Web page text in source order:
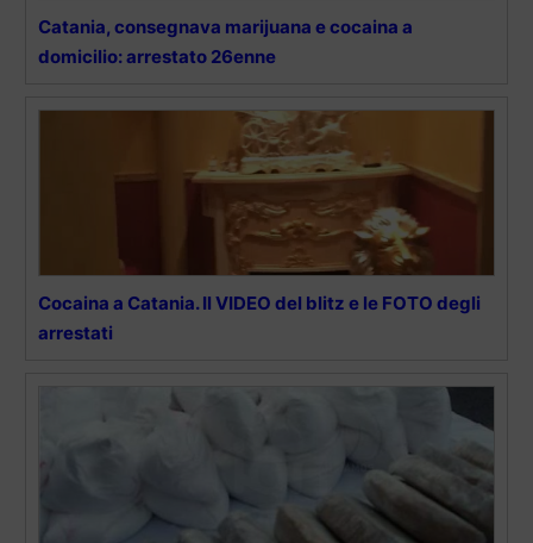
Catania, consegnava marijuana e cocaina a
domicilio: arrestato 26enne
Cocaina a Catania. Il VIDEO del blitz e le FOTO degli
arrestati